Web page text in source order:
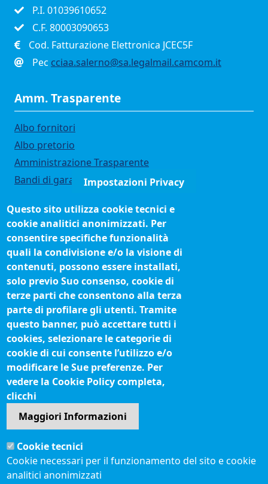
P.I. 01039610652
C.F. 80003090653
Cod. Fatturazione Elettronica JCEC5F
Pec cciaa.salerno@sa.legalmail.camcom.it
Amm. Trasparente
Albo fornitori
Albo pretorio
Amministrazione Trasparente
Bandi di gara
Concorsi e selezioni
Organigramma
Procedimenti (come fare per)
Siti tematici
Biblioteca camerale
Fatturazione elettronica
IBAN pagamenti alla CCIAA
Questionari soddisfazione utenti
Seguici su
Sito web
Accesso riservato
Mappa del sito
Impostazioni Privacy
Questo sito utilizza cookie tecnici e
cookie analitici anonimizzati. Per
consentire specifiche funzionalità
quali la condivisione e/o la visione di
contenuti, possono essere installati,
solo previo Suo consenso, cookie di
terze parti che consentono alla terza
parte di profilare gli utenti. Tramite
questo banner, può accettare tutti i
cookies, selezionare le categorie di
cookie di cui consente l’utilizzo e/o
modificare le Sue preferenze. Per
vedere la Cookie Policy completa,
clicchi
Maggiori Informazioni
Cookie tecnici
Cookie necessari per il funzionamento del sito e cookie
analitici anonimizzati